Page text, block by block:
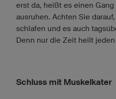
erst da, heißt es einen
ausruhen. Achten Sie
schlafen und es auch
Denn nur die Zeit heilt
Schluss mit Muskelkater